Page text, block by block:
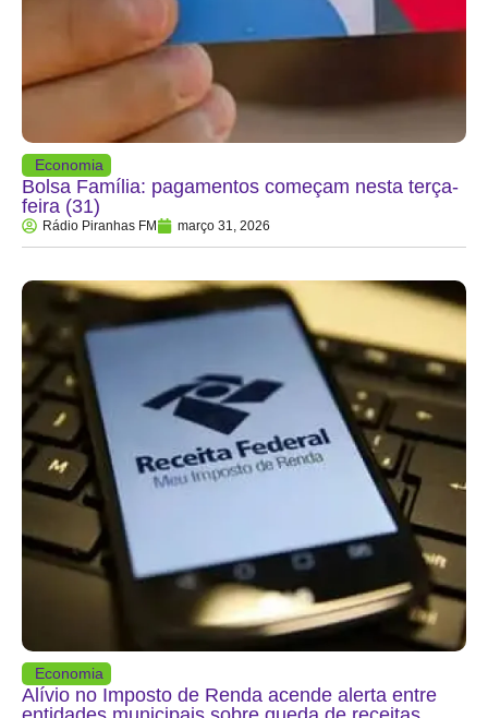
Economia
Bolsa Família: pagamentos começam nesta terça-
feira (31)
Rádio Piranhas FM março 31, 2026
Economia
Alívio no Imposto de Renda acende alerta entre